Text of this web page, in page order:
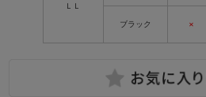
ＬＬ
ブラック ×